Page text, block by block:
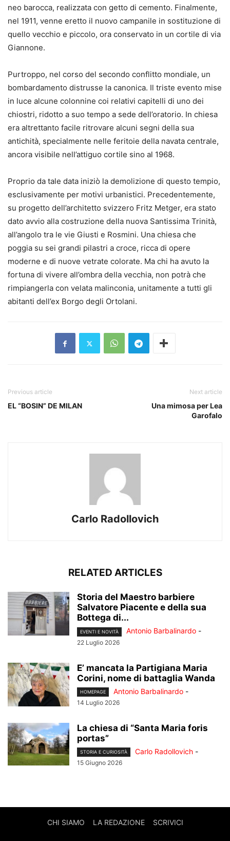
neo barocca, realizzata con getto di cemento. Finalmente,
nel 1911, venne eretto il nuovo campanile in sostituzione di
quello vecchio e piccolo, ora conservato in un cortile di via
Giannone.
Purtroppo, nel corso del secondo conflitto mondiale, un
bombardamento distrusse la canonica. Il triste evento mise
in luce alcune colonnine coi relativi capitelli di uno dei
chiostri, ridotto a suo tempo a sede dell’oratorio. In chiesa
era altrettanto facile ritrovare alcuni segni della sua
antichità, specialmente nelle feritoie della navata centrale,
ancora visibile nell’attiguo cortile sino al 1968.
Proprio da tale data iniziò la demolizione di questo tempio,
esclusivamente per motivi urbanistici. Precedentemente,
su progetto dell’architetto svizzero Fritz Metger, era stato
dato avvio alla costruzione della nuova Santissima Trinità,
all’angolo tra le vie Giusti e Rosmini. Una chiesa che
poggia su sei grandi pilastri a croce, ricca di opere
moderne e di nuove vetrate colorate. Ma chi ha avuto la
fortuna di vivere all’ombra della vecchia, non potrà che
rimpiangerla con velata malinconia, unitamente a tutti gli
abitanti dell’ex Borgo degli Ortolani.
Previous article
EL “BOSIN” DE MILAN
Next article
Una mimosa per Lea
Garofalo
Carlo Radollovich
RELATED ARTICLES
Storia del Maestro barbiere
Salvatore Piacente e della sua
Bottega di...
EVENTI E NOVITÀ Antonio Barbalinardo -
22 Luglio 2026
E’ mancata la Partigiana Maria
Corini, nome di battaglia Wanda
HOMEPAGE Antonio Barbalinardo -
14 Luglio 2026
La chiesa di “Santa Maria foris
portas”
STORIA E CURIOSITÀ Carlo Radollovich -
15 Giugno 2026
CHI SIAMO LA REDAZIONE SCRIVICI